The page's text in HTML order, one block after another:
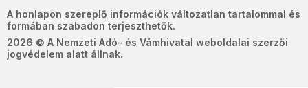
A honlapon szereplő információk változatlan tartalommal és
formában szabadon terjeszthetők.
2026 © A Nemzeti Adó- és Vámhivatal weboldalai szerzői
jogvédelem alatt állnak.